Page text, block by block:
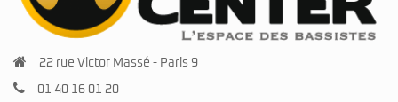
22 rue Victor Massé - Paris 9
01 40 16 01 20